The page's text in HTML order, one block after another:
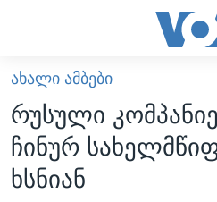
გადადით
მთავარზე
გადადით
მთავარ
ნავიგაციაზე
ᲐᲮᲐᲚᲘ ᲐᲛᲑᲔᲑᲘ
ᲡᲐᲥᲐᲠᲗᲕᲔᲚᲝ
ᲐᲨᲨ
ᲐᲮᲐᲚᲘ ᲐᲛᲑᲔᲑᲘ
რუსული
ჩინურ
ხსნიან